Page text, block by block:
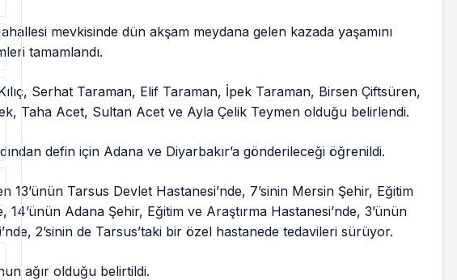
mevkisinde dün akşam meydana gelen kazada yaşamını
tamamlandı.
Serhat Taraman, Elif Taraman, İpek Taraman, Birsen Çiftsüren,
Taha Acet, Sultan Acet ve Ayla Çelik Teymen olduğu belirlendi.
defin için Adana ve Diyarbakır’a gönderileceği öğrenildi.
13’ünün Tarsus Devlet Hastanesi’nde, 7’sinin Mersin Şehir, Eğitim
14’ünün Adana Şehir, Eğitim ve Araştırma Hastanesi’nde, 3’ünün
2’sinin de Tarsus’taki bir özel hastanede tedavileri sürüyor.
ağır olduğu belirtildi.